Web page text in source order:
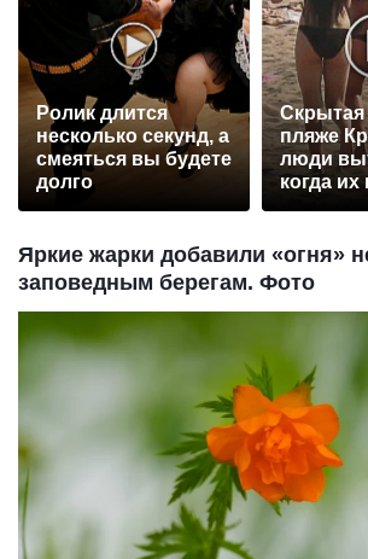
Ролик длится
несколько секунд, а
смеяться вы будете
долго
Скрытая
пляже
люди
когда их
Яркие жарки добавили «огня»
заповедным берегам. Фото